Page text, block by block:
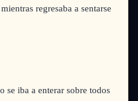
regresaba a sentarse
se iba a enterar sobre todos